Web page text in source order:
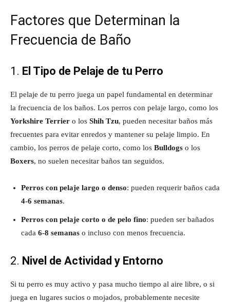
Factores que Determinan la
Frecuencia de Baño
1. El Tipo de Pelaje de tu Perro
El pelaje de tu perro juega un papel fundamental en determinar
la frecuencia de los baños. Los perros con pelaje largo, como los
Yorkshire Terrier o los Shih Tzu, pueden necesitar baños más
frecuentes para evitar enredos y mantener su pelaje limpio. En
cambio, los perros de pelaje corto, como los Bulldogs o los
Boxers, no suelen necesitar baños tan seguidos.
Perros con pelaje largo o denso: pueden requerir baños cada
4-6 semanas.
Perros con pelaje corto o de pelo fino: pueden ser bañados
cada 6-8 semanas o incluso con menos frecuencia.
2. Nivel de Actividad y Entorno
Si tu perro es muy activo y pasa mucho tiempo al aire libre, o si
juega en lugares sucios o mojados, probablemente necesite